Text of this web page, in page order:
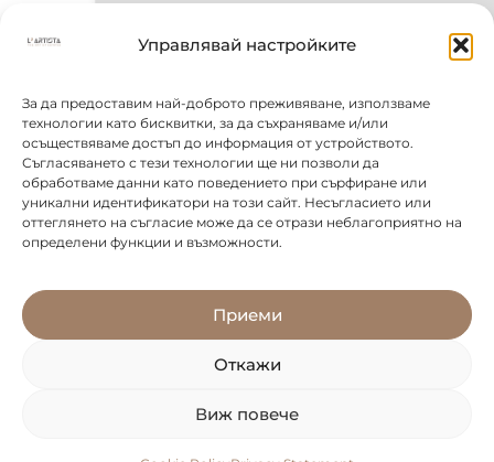
Управлявай настройките
За да предоставим най-доброто преживяване, използваме
технологии като бисквитки, за да съхраняваме и/или
осъществяваме достъп до информация от устройството.
Съгласяването с тези технологии ще ни позволи да
обработваме данни като поведението при сърфиране или
уникални идентификатори на този сайт. Несъгласието или
оттеглянето на съгласие може да се отрази неблагоприятно на
определени функции и възможности.
Приеми
Откажи
Виж повече